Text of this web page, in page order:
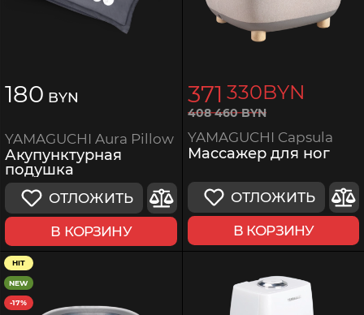
180 BYN
YAMAGUCHI Aura Pillow
Акупунктурная
подушка
ОТЛОЖИТЬ
В КОРЗИНУ
371 330BYN
408 460BYN
YAMAGUCHI Capsula
Массажер для ног
ОТЛОЖИТЬ
В КОРЗИНУ
HIT
NEW
-17%